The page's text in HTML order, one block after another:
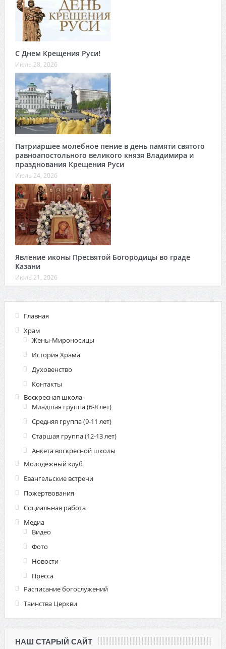
С Днем Крещения Руси!
Июль 28, 2026
Патриаршее молебное пение в день памяти святого
равноапостольного великого князя Владимира и
празднования Крещения Руси
Июль 24, 2026
Явление иконы Пресвятой Богородицы во граде
Казани
Июль 21, 2026
Главная
Храм
Жены-Мироносицы
История Храма
Духовенство
Контакты
Воскресная школа
Младшая группа (6-8 лет)
Средняя группа (9-11 лет)
Старшая группа (12-13 лет)
Анкета воскресной школы
Молодёжный клуб
Евангельские встречи
Пожертвования
Социальная работа
Медиа
Видео
Фото
Новости
Пресса
Расписание богослужений
Таинства Церкви
НАШ СТАРЫЙ САЙТ